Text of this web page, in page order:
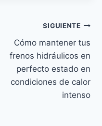
SIGUIENTE
Cómo mantener tus
frenos hidráulicos en
perfecto estado en
condiciones de calor
intenso